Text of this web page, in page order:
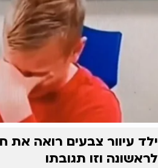
ילד עיוור צבעים רואה את
לראשונה וזו תגובתו